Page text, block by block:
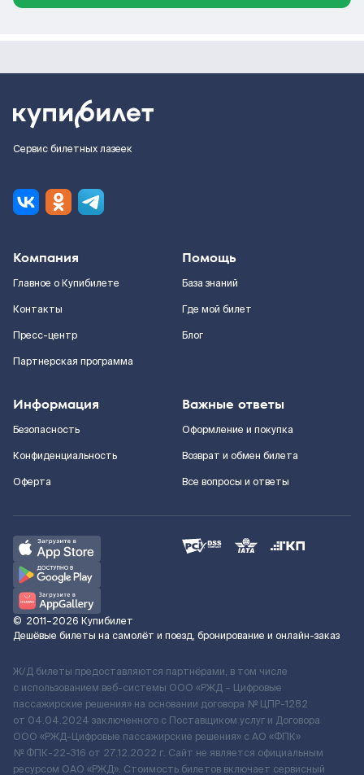
Сервис билетных лазеек
Компания
Главное о Купибилете
Контакты
Пресс-центр
Партнерская программа
Помощь
База знаний
Где мой билет
Блог
Информация
Безопасность
Конфиденциальность
Оферта
Важные ответы
Оформление и покупка
Возврат и обмен билета
Все вопросы и ответы
© 2011–2026 Купибилет
Дешёвые билеты на самолёт и поезд, бронирование и онлайн-заказ
Ж/Д билеты предоставляются партнёрами, в том числе
с использованием веб-системы ООО «РЖД – Цифровые
пассажирские решения» на основании договора № ЦПР-1282
от 04.04.2024 заключенного с Поставщиком услуг и Договора
ООО «РЖД-Цифровые пассажирские решения» c АО «ФПК»
№ ФПК-22-316 от 27.12.2022 г. Сайт не является официальным
ресурсом ОАО «РЖД». Стоимость билетов включает сервисный